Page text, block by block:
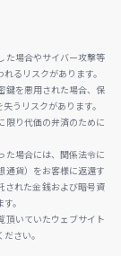
た場合やサイバー攻撃等
るリスクがあります。
鍵を悪用された場合、保
うリスクがあります。
限り代価の弁済のために
た場合には、関係法令に
通貨）をお客様に返還す
された金銭および暗号資
。
頂いていたウェブサイト
さい。